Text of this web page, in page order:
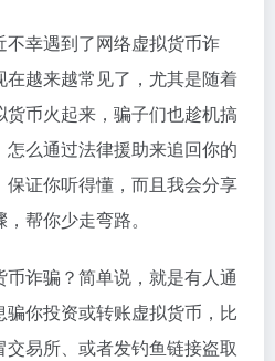
幸遇到了网络虚拟货币诈
越来越常见了，尤其是随着
币火起来，骗子们也趁机搞
么通过法律援助来追回你的
证你听得懂，而且我会分享
帮你少走弯路。
诈骗？简单说，就是有人通
你投资或转账虚拟货币，比
易所、或者发钓鱼链接盗取